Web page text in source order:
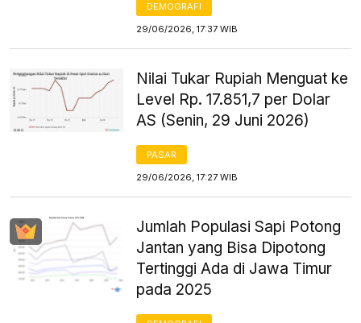
DEMOGRAFI
29/06/2026, 17:37 WIB
Nilai Tukar Rupiah Menguat ke
Level Rp. 17.851,7 per Dolar
AS (Senin, 29 Juni 2026)
PASAR
29/06/2026, 17:27 WIB
Jumlah Populasi Sapi Potong
Jantan yang Bisa Dipotong
Tertinggi Ada di Jawa Timur
pada 2025